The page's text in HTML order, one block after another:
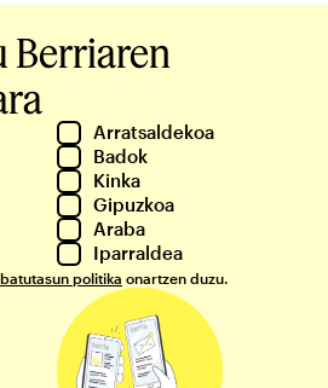
Berriaren
Arratsaldekoa
Badok
Kinka
Gipuzkoa
Araba
Iparraldea
politika onartzen duzu.